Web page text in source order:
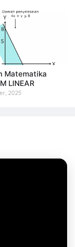
Matematika
LINEAR
2025